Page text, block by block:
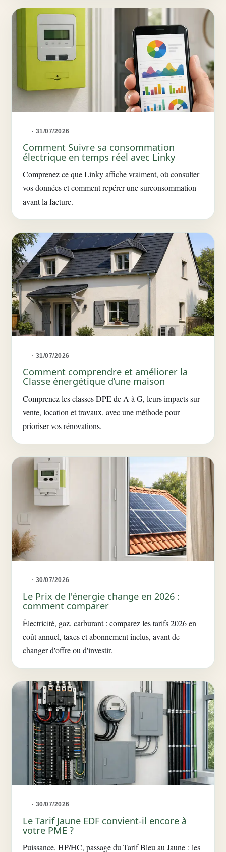
· 31/07/2026
Comment Suivre sa consommation
électrique en temps réel avec Linky
Comprenez ce que Linky affiche vraiment, où consulter
vos données et comment repérer une surconsommation
avant la facture.
· 31/07/2026
Comment comprendre et améliorer la
Classe énergétique d’une maison
Comprenez les classes DPE de A à G, leurs impacts sur
vente, location et travaux, avec une méthode pour
prioriser vos rénovations.
· 30/07/2026
Le Prix de l'énergie change en 2026 :
comment comparer
Électricité, gaz, carburant : comparez les tarifs 2026 en
coût annuel, taxes et abonnement inclus, avant de
changer d'offre ou d'investir.
· 30/07/2026
Le Tarif Jaune EDF convient-il encore à
votre PME ?
Puissance, HP/HC, passage du Tarif Bleu au Jaune : les